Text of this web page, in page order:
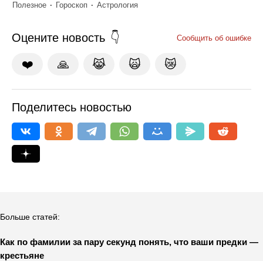
Полезное
Гороскоп Астрология
Оцените новость Сообщить об ошибке
❤️ 🙏 😹 🙀 😿
Поделитесь новостью
Больше статей:
Как по фамилии за пару секунд понять, что ваши предки —
крестьяне